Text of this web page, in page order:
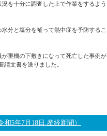
を十分に調査した上で作業をするよう
分と塩分を補って熱中症を予防するこ
重機の下敷きになって死亡した事例が
文書を送りました。
5年7月18日.産経新聞）